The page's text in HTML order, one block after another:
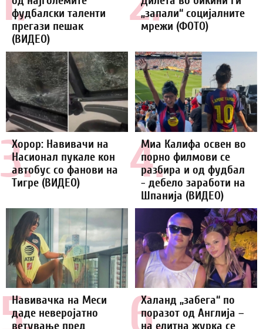
фудбалски таленти
прегази пешак
(ВИДЕО)
„запали“ социјалните
мрежи (ФОТО)
3.
Хорор: Навивачи на
Насионал пукале кон
автобус со фанови на
Тигре (ВИДЕО)
4.
Миа Калифа освен во
порно филмови се
разбира и од фудбал
- дебело заработи на
Шпанија (ВИДЕО)
5.
Навивачка на Меси
даде неверојатно
ветување пред
6.
Халанд „забега“ по
поразот од Англија –
на елитна журка се